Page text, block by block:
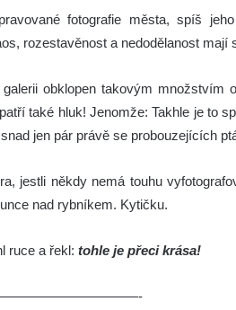
fotografie města, spíš
rozestavěnost a nedodělanost mají
obklopen takovým množstvím
také hluk! Jenomže: Takhle je to
jen pár právě se probouzejících
jestli někdy nemá touhu
nad rybníkem. Kytičku.
ruce a řekl: tohle je přeci krása!